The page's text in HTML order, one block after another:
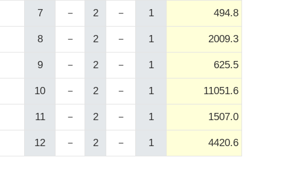
7 － 2 － 1 494.8
8 － 2 － 1 2009.3
9 － 2 － 1 625.5
10 － 2 － 1 11051.6
11 － 2 － 1 1507.0
12 － 2 － 1 4420.6